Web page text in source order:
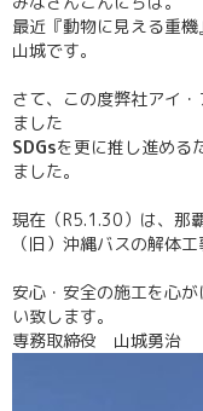
最近『動物に見える重機
山城です。
さて、この度弊社アイ
ました
SDGsを更に推し進める
ました。
現在（R5.1.30）は、那
（旧）沖縄バスの解体
安心・安全の施工を心
い致します。
専務取締役 山城勇治